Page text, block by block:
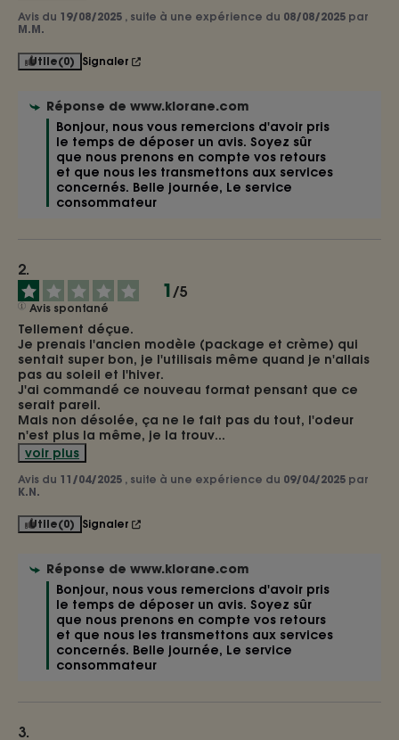
Avis du 19/08/2025 , suite à une expérience du 08/08/2025 par
M.M.
Utile(0) Signaler
Réponse de www.klorane.com
Bonjour, nous vous remercions d'avoir pris
le temps de déposer un avis. Soyez sûr
que nous prenons en compte vos retours
et que nous les transmettons aux services
concernés. Belle journée, Le service
consommateur
1/5
Avis spontané
Tellement déçue.
Je prenais l'ancien modèle (package et crème) qui
sentait super bon, je l'utilisais même quand je n'allais
pas au soleil et l'hiver.
J'ai commandé ce nouveau format pensant que ce
serait pareil.
Mais non désolée, ça ne le fait pas du tout, l'odeur
n'est plus la même, je la trouv...
voir plus
Avis du 11/04/2025 , suite à une expérience du 09/04/2025 par
K.N.
Utile(0) Signaler
Réponse de www.klorane.com
Bonjour, nous vous remercions d'avoir pris
le temps de déposer un avis. Soyez sûr
que nous prenons en compte vos retours
et que nous les transmettons aux services
concernés. Belle journée, Le service
consommateur